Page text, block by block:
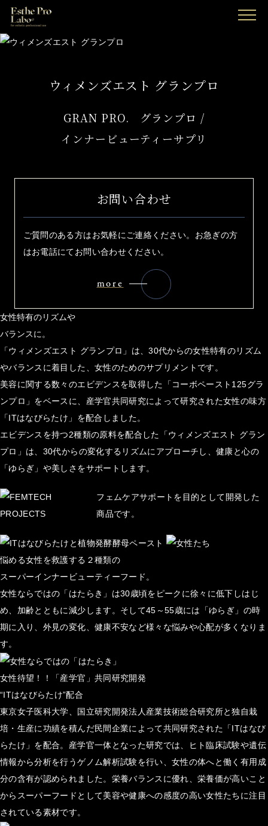
MENU
ウィメンズエスト グランプロ
GRAN PRO. グランプロ /
インナービューティーサプリ
お問い合わせ
ご質問のある方はお気軽にご連絡ください。お急ぎの方
はお電話にてお問い合わせください。
more
女性特有のリズムや
バランスに。
「ウィメンズエスト グランプロ」は、30代からの女性特有のリズム
やバランスに着目した、女性のためのサプリメントです。
美容に関する数々のエビデンスを取得した「コーボペースト125グラ
ンプロ」をベースに、産学官共同研究によって研究された女性の味方
「ITはなびらたけ」を配合しました。
エビデンスを持つ2種類の原料を配合した「ウィメンズエスト グラン
プロ」は、30代からの変化するリズムにアプローチし、健康と心の
「ゆらぎ」や美しさをサポートします。
フェムケアサポートを目的として開発した
商品です。
悩める女性を救護する２種類の
スーパーインナービューティーフード。
女性ならではの「はたらき」は30歳頃をピークに徐々に低下しはじ
め、加齢とともに減少します。そして45～55歳には「ゆらぎ」の時
期に入り、外見の変化、健康不安など様々な悩みや心配が多くなりま
す。
女性待望！！「産学官」共同研究開発
“ITはなびらたけ”配合
東京女子医科大学、国立研究開発法人産業技術総合研究所と独自栽
培・生産に功績を積んだ民間企業によって共同研究された「ITはなび
らたけ」を配合。産学官一体となった研究では、ヒト臨床試験や遺伝
情報から分析を行うゲノム解析試験を行い、女性の体へと働く有用成
分の含有が認められました。栄養バランスに優れ、栄養価が高いこと
からスーパーフードとして美容や健康への感度の高い女性たちに注目
されている素材です。